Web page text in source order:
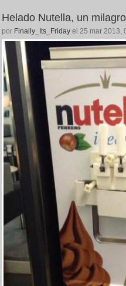
Helado Nutella, un
por Finally_Its_Friday el 25 mar 2013,